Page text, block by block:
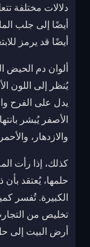
دلالات مختلفة
أيضًا إلى جلب
أيضًا قد يرمز
ألوان دم الحيض
يُنظر إلى اللون
يدل على الفرح
الأصفر يُبشر
والازدهار،
كذلك، إذا رأت
حلمها، يُعتقد
الكبيرة. تُفسر
تخليص من
أرض البيت إلى